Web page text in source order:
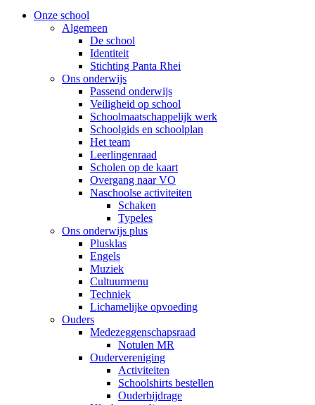
Onze school
Algemeen
De school
Identiteit
Stichting Panta Rhei
Ons onderwijs
Passend onderwijs
Veiligheid op school
Schoolmaatschappelijk werk
Schoolgids en schoolplan
Het team
Leerlingenraad
Scholen op de kaart
Overgang naar VO
Naschoolse activiteiten
Schaken
Typeles
Ons onderwijs plus
Plusklas
Engels
Muziek
Cultuurmenu
Techniek
Lichamelijke opvoeding
Ouders
Medezeggenschapsraad
Notulen MR
Oudervereniging
Activiteiten
Schoolshirts bestellen
Ouderbijdrage